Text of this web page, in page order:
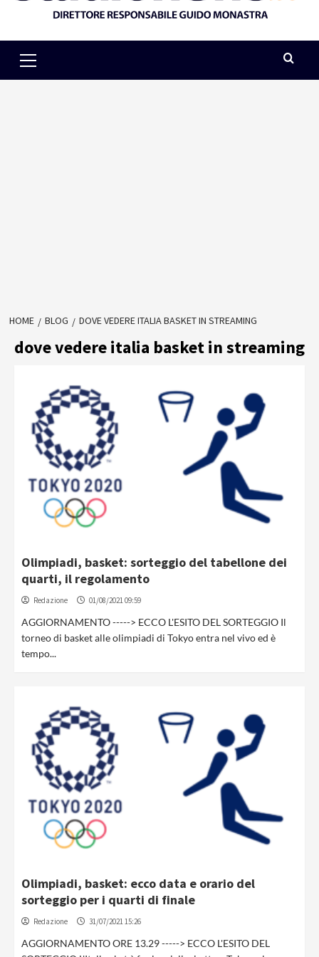
Menu
HOME BLOG DOVE VEDERE ITALIA BASKET IN STREAMING
dove vedere italia basket in streaming
Olimpiadi, basket: sorteggio del tabellone dei
quarti, il regolamento
Redazione 01/08/2021 09:59
AGGIORNAMENTO -----> ECCO L'ESITO DEL SORTEGGIO Il
torneo di basket alle olimpiadi di Tokyo entra nel vivo ed è
tempo...
Olimpiadi, basket: ecco data e orario del
sorteggio per i quarti di finale
Redazione 31/07/2021 15:26
AGGIORNAMENTO ORE 13.29 -----> ECCO L'ESITO DEL